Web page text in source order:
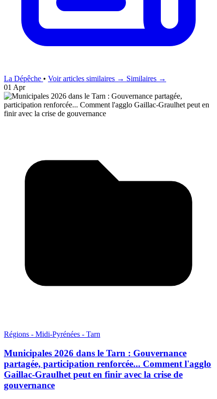
La Dépêche • Voir articles similaires → Similaires →
01 Apr
Régions - Midi-Pyrénées - Tarn
Municipales 2026 dans le Tarn : Gouvernance
partagée, participation renforcée... Comment l'agglo
Gaillac-Graulhet peut en finir avec la crise de
gouvernance